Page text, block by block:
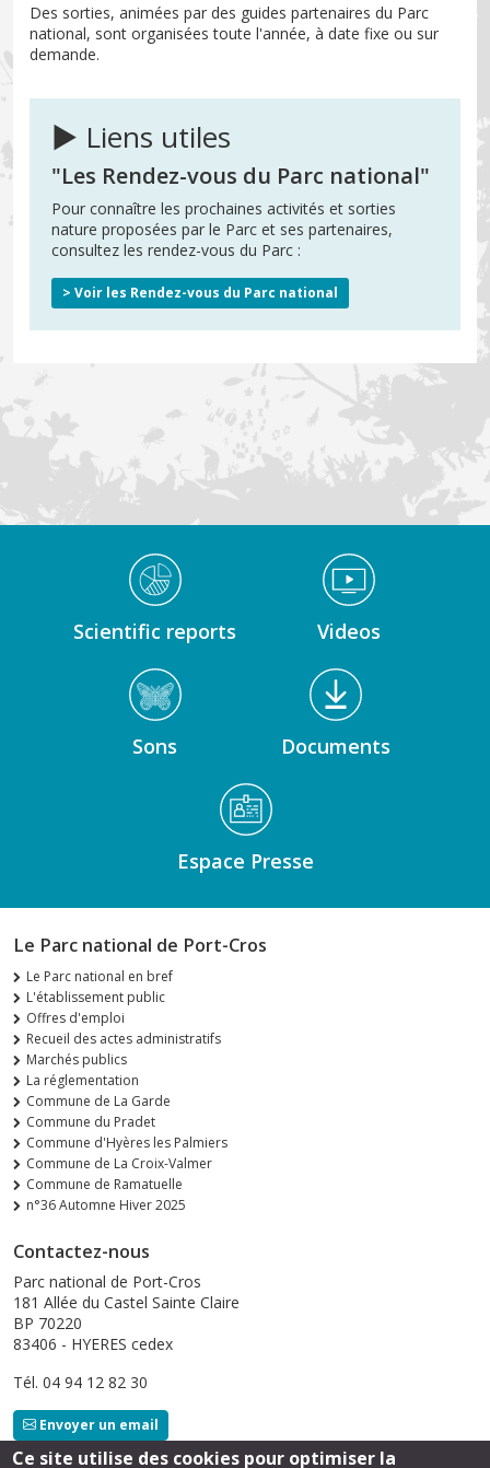
Des sorties, animées par des guides partenaires du Parc
national, sont organisées toute l'année, à date fixe ou sur
demande.
► Liens utiles
"Les Rendez-vous du Parc national"
Pour connaître les prochaines activités et sorties
nature proposées par le Parc et ses partenaires,
consultez les rendez-vous du Parc :
> Voir les Rendez-vous du Parc national
Médiathèque Footer
Scientific reports Videos
Sons Documents
Espace Presse
Le Parc national de Port-Cros
Le Parc national en bref
L'établissement public
Offres d'emploi
Recueil des actes administratifs
Marchés publics
La réglementation
Commune de La Garde
Commune du Pradet
Commune d'Hyères les Palmiers
Commune de La Croix-Valmer
Commune de Ramatuelle
n°36 Automne Hiver 2025
Contactez-nous
Parc national de Port-Cros
181 Allée du Castel Sainte Claire
BP 70220
83406 - HYERES cedex
Tél. 04 94 12 82 30
Envoyer un email
Ce site utilise des cookies pour optimiser la